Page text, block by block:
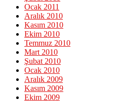
Ocak 2011
Aralık 2010
Kasım 2010
Ekim 2010
Temmuz 2010
Mart 2010
Şubat 2010
Ocak 2010
Aralık 2009
Kasım 2009
Ekim 2009